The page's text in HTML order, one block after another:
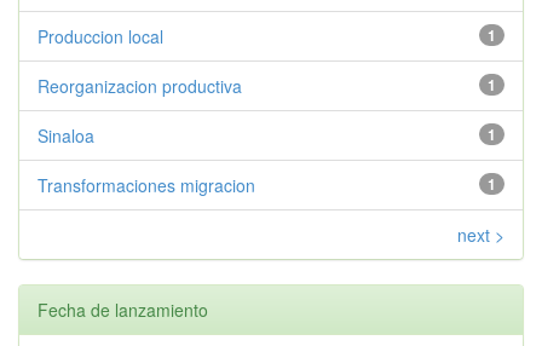
1
Produccion local
1
Reorganizacion productiva
1
Sinaloa
1
Transformaciones migracion
next >
Fecha de lanzamiento